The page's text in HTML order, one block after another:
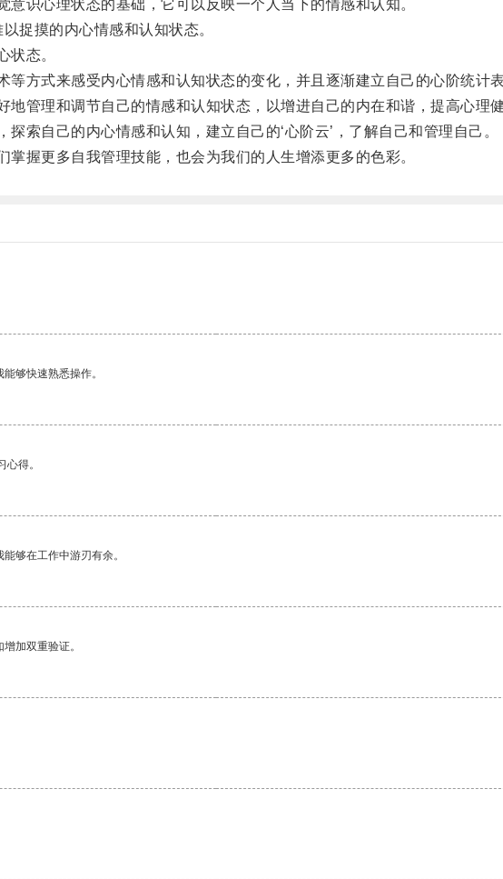
识心理状态的基础，它可以反映一个人当下的情感和认知。
捉摸的内心情感和认知状态。
态。
式来感受内心情感和认知状态的变化，并且逐渐建立自己的心阶统计
管理和调节自己的情感和认知状态，以增进自己的内在和谐，提高心理健
自己的内心情感和认知，建立自己的‘心阶云’，了解自己和管理自己。
握更多自我管理技能，也会为我们的人生增添更多的色彩。
够快速熟悉操作。
得。
够在工作中游刃有余。
加双重验证。